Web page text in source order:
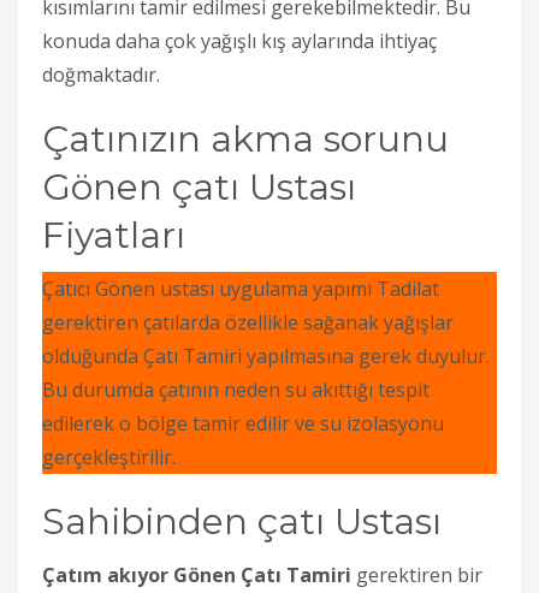
kısımlarını tamir edilmesi gerekebilmektedir. Bu
konuda daha çok yağışlı kış aylarında ihtiyaç
doğmaktadır.
Çatınızın akma sorunu
Gönen çatı Ustası
Fiyatları
Çatıcı Gönen ustası uygulama yapımı Tadilat
gerektiren çatılarda özellikle sağanak yağışlar
olduğunda Çatı Tamiri yapılmasına gerek duyulur.
Bu durumda çatının neden su akıttığı tespit
edilerek o bölge tamir edilir ve su izolasyonu
gerçekleştirilir.
Sahibinden çatı Ustası
Çatım akıyor Gönen Çatı Tamiri gerektiren bir